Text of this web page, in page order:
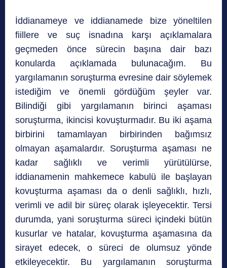
İddianameye ve iddianamede bize yöneltilen
fiillere ve suç isnadına karşı açıklamalara
geçmeden önce sürecin başına dair bazı
konularda açıklamada bulunacağım. Bu
yargılamanın soruşturma evresine dair söylemek
istediğim ve önemli gördüğüm şeyler var.
Bilindiği gibi yargılamanın birinci aşaması
soruşturma, ikincisi kovuşturmadır. Bu iki aşama
birbirini tamamlayan birbirinden bağımsız
olmayan aşamalardır. Soruşturma aşaması ne
kadar sağlıklı ve verimli yürütülürse,
iddianamenin mahkemece kabulü ile başlayan
kovuşturma aşaması da o denli sağlıklı, hızlı,
verimli ve adil bir süreç olarak işleyecektir. Tersi
durumda, yani soruşturma süreci içindeki bütün
kusurlar ve hatalar, kovuşturma aşamasına da
sirayet edecek, o süreci de olumsuz yönde
etkileyecektir. Bu yargılamanın soruşturma